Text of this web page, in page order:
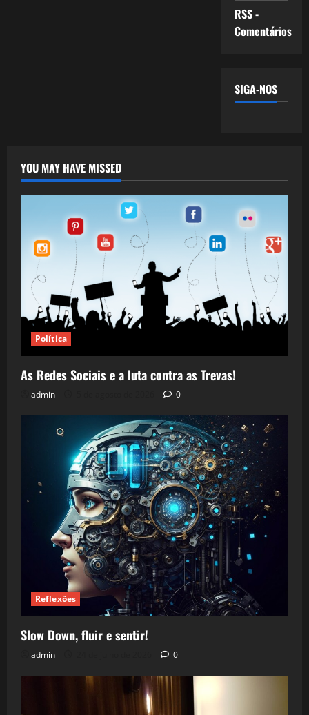
RSS -
Comentários
SIGA-NOS
YOU MAY HAVE MISSED
Política
As Redes Sociais e a luta contra as Trevas!
admin 0
Reflexões
Slow Down, fluir e sentir!
admin 0